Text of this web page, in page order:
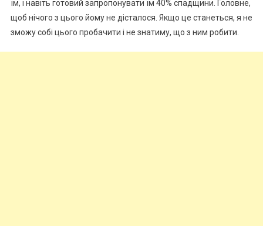
їм, і навіть готовий запропонувати їм 40% спадщини. Головне,
щоб нічого з цього йому не дісталося. Якщо це станеться, я не
зможу собі цього пробачити і не знатиму, що з ним робити.